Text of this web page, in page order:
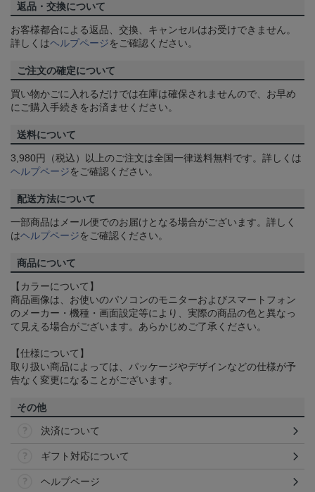
返品・交換について
お客様都合による返品、交換、キャンセルはお受けできません。
詳しくはヘルプページをご確認ください。
ご注文の確定について
買い物かごに入れるだけでは在庫は確保されませんので、お早め
にご購入手続きをお済ませください。
送料について
3,980円（税込）以上のご注文は全国一律送料無料です。詳しくは
ヘルプページをご確認ください。
配送方法について
一部商品はメール便でのお届けとなる場合がございます。詳しく
はヘルプページをご確認ください。
商品について
【カラーについて】
商品画像は、お使いのパソコンのモニターおよびスマートフォン
のメーカー・機種・画面設定等により、実際の商品の色と異なっ
て見える場合がございます。あらかじめご了承ください。
【仕様について】
取り扱い商品によっては、パッケージやデザインなどの仕様が予
告なく変更になることがございます。
その他
決済について
ギフト対応について
ヘルプページ